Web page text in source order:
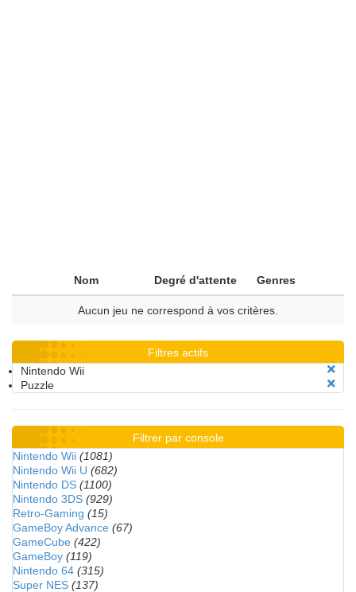
Nom Degré d'attente Genres
Aucun jeu ne correspond à vos critères.
Filtres actifs
Nintendo Wii
Puzzle
Filtrer par console
Nintendo Wii (1081)
Nintendo Wii U (682)
Nintendo DS (1100)
Nintendo 3DS (929)
Retro-Gaming (15)
GameBoy Advance (67)
GameCube (422)
GameBoy (119)
Nintendo 64 (315)
Super NES (137)